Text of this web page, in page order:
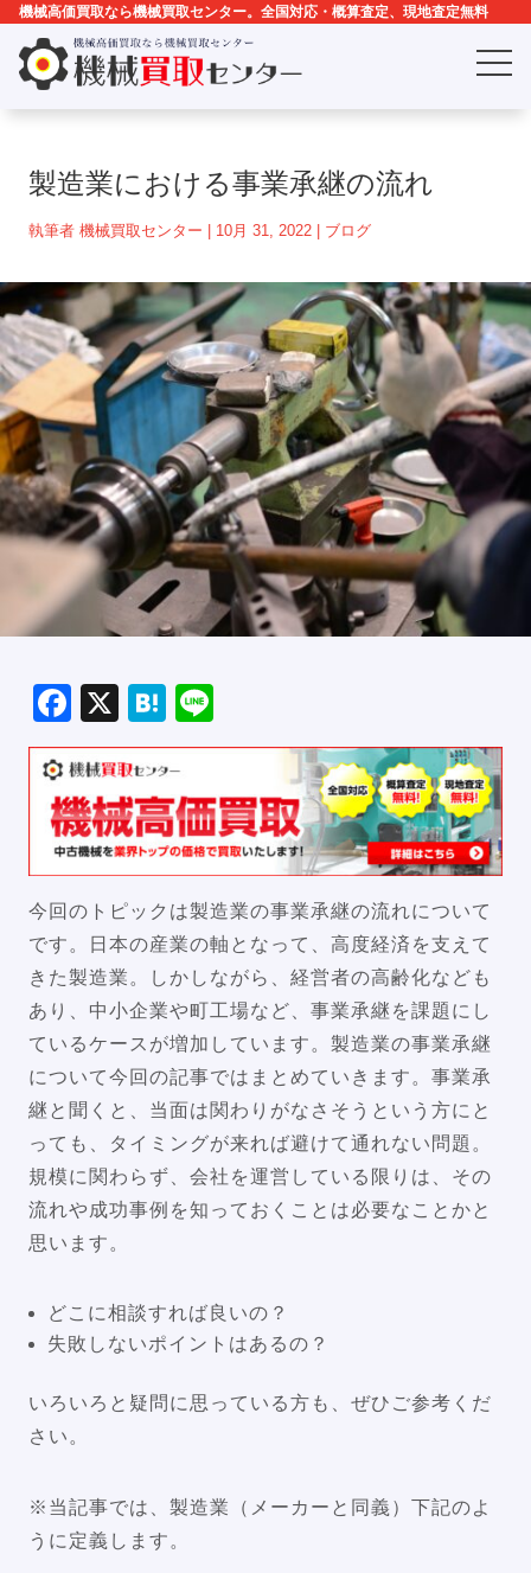
機械高価買取なら機械買取センター。全国対応・概算査定、現地査定無料
製造業における事業承継の流れ
執筆者 機械買取センター 10月 31, 2022 ブログ
Facebook
X Hatena
今回のトピックは製造業の事業承継の流れについて
です。日本の産業の軸となって、高度経済を支えて
きた製造業。しかしながら、経営者の高齢化なども
あり、中小企業や町工場など、事業承継を課題にし
ているケースが増加しています。製造業の事業承継
について今回の記事ではまとめていきます。事業承
継と聞くと、当面は関わりがなさそうという方にと
っても、タイミングが来れば避けて通れない問題。
規模に関わらず、会社を運営している限りは、その
流れや成功事例を知っておくことは必要なことかと
思います。
どこに相談すれば良いの？
失敗しないポイントはあるの？
いろいろと疑問に思っている方も、ぜひご参考くだ
さい。
※当記事では、製造業（メーカーと同義）下記のよ
うに定義します。